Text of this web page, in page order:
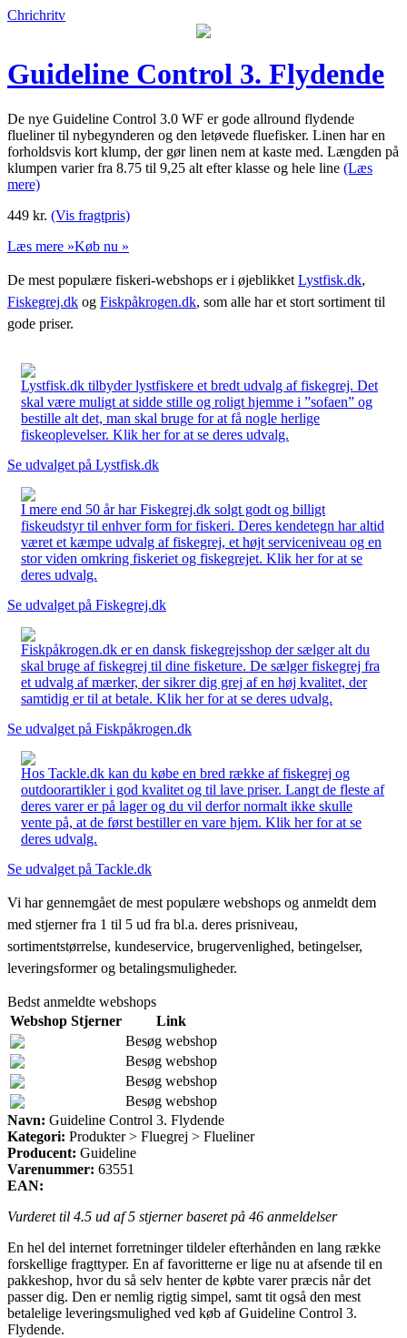
Chrichritv
Guideline Control 3. Flydende
De nye Guideline Control 3.0 WF er gode allround flydende
flueliner til nybegynderen og den letøvede fluefisker. Linen har en
forholdsvis kort klump, der gør linen nem at kaste med. Længden på
klumpen varier fra 8.75 til 9,25 alt efter klasse og hele line (Læs
mere)
449 kr. (Vis fragtpris)
Læs mere »Køb nu »
De mest populære fiskeri-webshops er i øjeblikket Lystfisk.dk,
Fiskegrej.dk og Fiskpåkrogen.dk, som alle har et stort sortiment til
gode priser.
Lystfisk.dk tilbyder lystfiskere et bredt udvalg af fiskegrej. Det
skal være muligt at sidde stille og roligt hjemme i ”sofaen” og
bestille alt det, man skal bruge for at få nogle herlige
fiskeoplevelser. Klik her for at se deres udvalg.
Se udvalget på Lystfisk.dk
I mere end 50 år har Fiskegrej.dk solgt godt og billigt
fiskeudstyr til enhver form for fiskeri. Deres kendetegn har altid
været et kæmpe udvalg af fiskegrej, et højt serviceniveau og en
stor viden omkring fiskeriet og fiskegrejet. Klik her for at se
deres udvalg.
Se udvalget på Fiskegrej.dk
Fiskpåkrogen.dk er en dansk fiskegrejsshop der sælger alt du
skal bruge af fiskegrej til dine fisketure. De sælger fiskegrej fra
et udvalg af mærker, der sikrer dig grej af en høj kvalitet, der
samtidig er til at betale. Klik her for at se deres udvalg.
Se udvalget på Fiskpåkrogen.dk
Hos Tackle.dk kan du købe en bred række af fiskegrej og
outdoorartikler i god kvalitet og til lave priser. Langt de fleste af
deres varer er på lager og du vil derfor normalt ikke skulle
vente på, at de først bestiller en vare hjem. Klik her for at se
deres udvalg.
Se udvalget på Tackle.dk
Vi har gennemgået de mest populære webshops og anmeldt dem
med stjerner fra 1 til 5 ud fra bl.a. deres prisniveau,
sortimentstørrelse, kundeservice, brugervenlighed, betingelser,
leveringsformer og betalingsmuligheder.
Bedst anmeldte webshops
Webshop Stjerner
Link
Besøg webshop
Besøg webshop
Besøg webshop
Besøg webshop
Navn: Guideline Control 3. Flydende
Kategori: Produkter > Fluegrej > Flueliner
Producent: Guideline
Varenummer: 63551
EAN:
Vurderet til 4.5 ud af 5 stjerner baseret på 46 anmeldelser
En hel del internet forretninger tildeler efterhånden en lang række
forskellige fragttyper. En af favoritterne er lige nu at afsende til en
pakkeshop, hvor du så selv henter de købte varer præcis når det
passer dig. Den er nemlig rigtig simpel, samt tit også den mest
betalelige leveringsmulighed ved køb af Guideline Control 3.
Flydende.